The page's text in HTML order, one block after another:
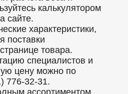
калькулятором
сайте.
характеристики,
поставки
товара.
специалистов и
цену можно по
776-32-31.
ассортиментом